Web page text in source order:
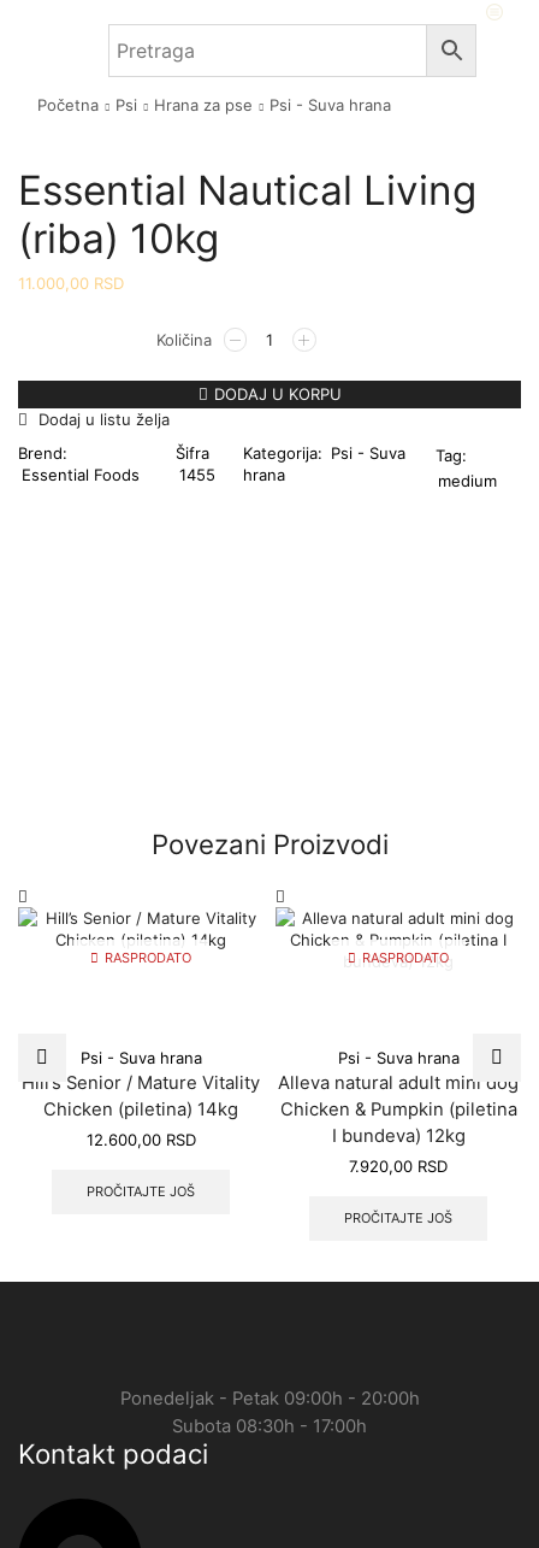
Početna Psi Hrana za pse Psi - Suva hrana
Essential Nautical Living
(riba) 10kg
11.000,00 RSD
DODAJ U KORPU
Dodaj u listu želja
Brend:
Essential Foods
Šifra
1455
Kategorija: Psi - Suva
hrana
Tag:
medium
Povezani Proizvodi
RASPRODATO
Psi - Suva hrana
Hill’s Senior / Mature Vitality
Chicken (piletina) 14kg
12.600,00 RSD
PROČITAJTE JOŠ
RASPRODATO
Psi - Suva hrana
Alleva natural adult mini dog
Chicken & Pumpkin (piletina
I bundeva) 12kg
7.920,00 RSD
PROČITAJTE JOŠ
Ponedeljak - Petak 09:00h - 20:00h
Subota 08:30h - 17:00h
Kontakt podaci